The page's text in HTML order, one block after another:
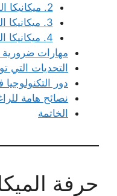
2. ميكانيكا الماكينات الصناعية
3. ميكانيكا الطائرات والسفن
4. ميكانيكا التدفئة والتبريد
مهارات ضرورية
التحديات التي
دور
نصائح هامة
الخاتمة
حرفة